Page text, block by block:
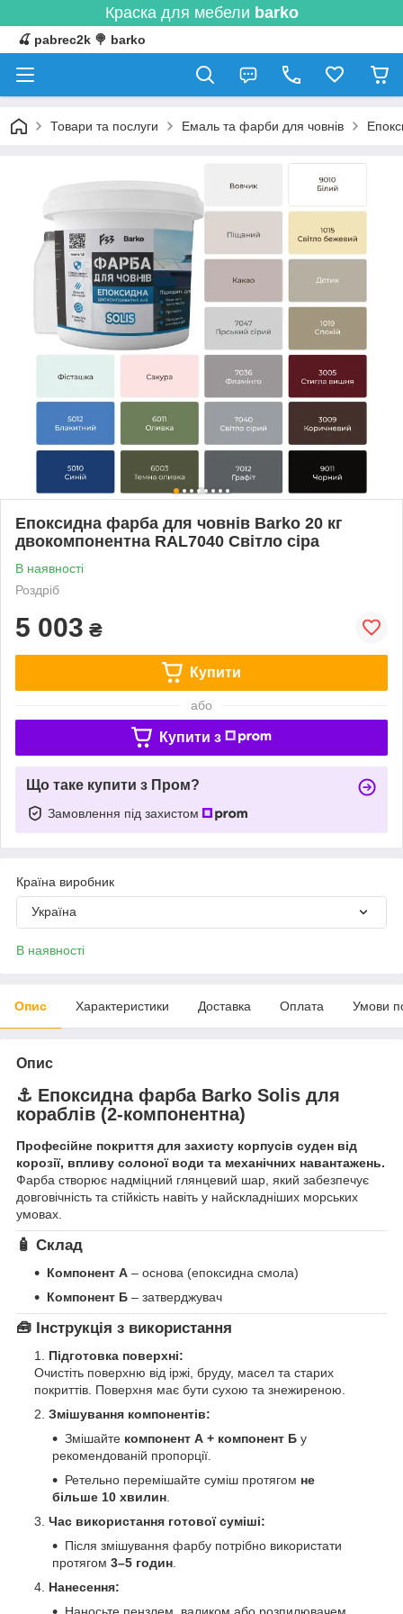
Краска для мебели barko
🍒 pabrec2k 🍭 barko
Товари та послуги Емаль та фарби для човнів
Епоксидна фарба для човнів Barko 20 кг
двокомпонентна RAL7040 Світло сіра
В наявності
Роздріб
5 003 ₴
Купити
або
Купити з
Що таке купити з Пром?
Замовлення під захистом
Країна виробник
Україна
В наявності
Опис Характеристики Доставка Оплата Умови
Опис
⚓ Епоксидна фарба Barko Solis для
кораблів (2-компонентна)
Професійне покриття для захисту корпусів суден від
корозії, впливу солоної води та механічних навантажень.
Фарба створює надміцний глянцевий шар, який забезпечує
довговічність та стійкість навіть у найскладніших морських
умовах.
🧴 Склад
Компонент А – основа (епоксидна смола)
Компонент Б – затверджувач
🧰 Інструкція з використання
Підготовка поверхні:
Очистіть поверхню від іржі, бруду, масел та старих
покриттів. Поверхня має бути сухою та знежиреною.
Змішування компонентів:
Змішайте компонент А + компонент Б у
рекомендованій пропорції.
Ретельно перемішайте суміш протягом не
більше 10 хвилин
Час використання готової суміші:
Після змішування фарбу потрібно використати
протягом 3–5 годин
Нанесення: